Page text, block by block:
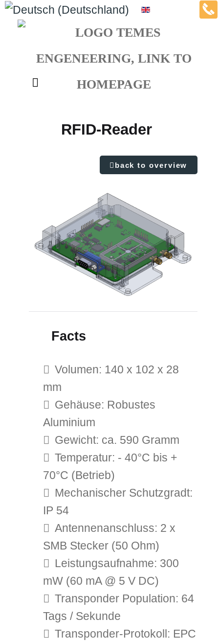
Select your language
RFID-Reader
back to overview
Facts
Volumen: 140 x 102 x 28
mm
Gehäuse: Robustes
Aluminium
Gewicht: ca. 590 Gramm
Temperatur: - 40°C bis +
70°C (Betrieb)
Mechanischer Schutzgradt:
IP 54
Antennenanschluss: 2 x
SMB Stecker (50 Ohm)
Leistungsaufnahme: 300
mW (60 mA @ 5 V DC)
Transponder Population: 64
Tags / Sekunde
Transponder-Protokoll: EPC